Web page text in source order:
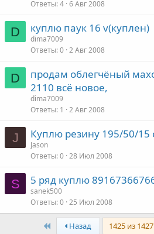
Ответы 4 6 Авг 2008
D куплю паук 16 v(куплен)
dima7009
Ответы 0 2 Авг 2008
D
продам облегчёный
2110 всё новое,
dima7009
Ответы 1 2 Авг 2008
J Куплю резину 195/50/15
Jason
Ответы 0 28 Июл 2008
S 5 ряд куплю
sanek500
Ответы 0 25 Июл 2008
First Назад 1425 из 1427